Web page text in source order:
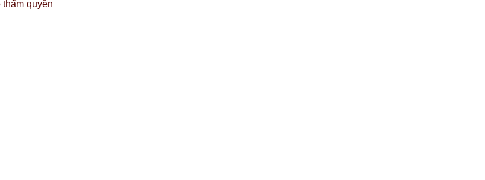
thẩm quyền